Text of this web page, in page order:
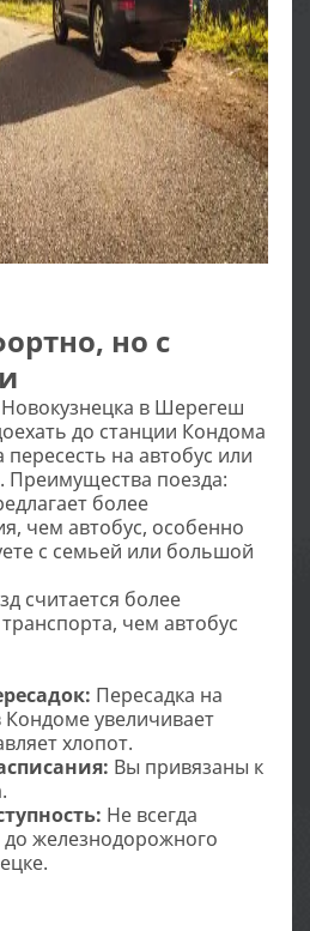
но с
в Шерегеш
до станции Кондома
пересесть на автобус или
Преимущества поезда:
более
чем автобус, особенно
с семьей или большой
считается более
чем автобус
Пересадка на
Кондоме увеличивает
хлопот.
Вы привязаны к
Не всегда
железнодорожного